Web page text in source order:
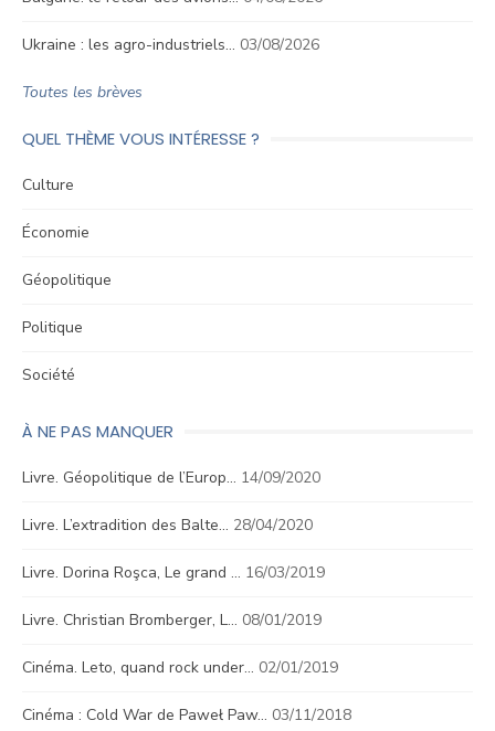
Ukraine : les agro-industriels… 03/08/2026
Toutes les brèves
QUEL THÈME VOUS INTÉRESSE ?
Culture
Économie
Géopolitique
Politique
Société
À NE PAS MANQUER
Livre. Géopolitique de l’Europ… 14/09/2020
Livre. L’extradition des Balte… 28/04/2020
Livre. Dorina Roşca, Le grand … 16/03/2019
Livre. Christian Bromberger, L… 08/01/2019
Cinéma. Leto, quand rock under… 02/01/2019
Cinéma : Cold War de Paweł Paw… 03/11/2018